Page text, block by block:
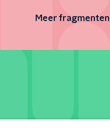
Meer fragmenten